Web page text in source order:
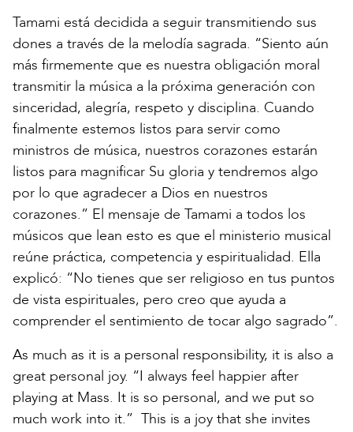
Tamami está decidida a seguir transmitiendo sus
dones a través de la melodía sagrada. “Siento aún
más firmemente que es nuestra obligación moral
transmitir la música a la próxima generación con
sinceridad, alegría, respeto y disciplina. Cuando
finalmente estemos listos para servir como
ministros de música, nuestros corazones estarán
listos para magnificar Su gloria y tendremos algo
por lo que agradecer a Dios en nuestros
corazones.” El mensaje de Tamami a todos los
músicos que lean esto es que el ministerio musical
reúne práctica, competencia y espiritualidad. Ella
explicó: “No tienes que ser religioso en tus puntos
de vista espirituales, pero creo que ayuda a
comprender el sentimiento de tocar algo sagrado”.
As much as it is a personal responsibility, it is also a
great personal joy. “I always feel happier after
playing at Mass. It is so personal, and we put so
much work into it.” This is a joy that she invites